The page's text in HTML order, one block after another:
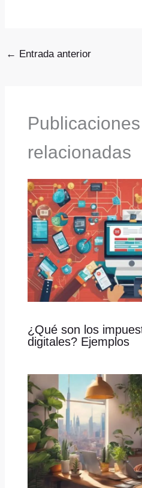
← Entrada anterior
Publicaciones
relacionadas
¿Qué son los
digitales? Ejemplos